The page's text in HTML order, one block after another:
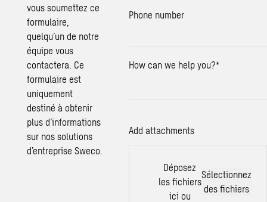
vous soumettez ce
formulaire,
quelqu’un de notre
équipe vous
contactera. Ce
formulaire est
uniquement
destiné à obtenir
plus d’informations
sur nos solutions
d’entreprise Sweco.
Phone number
How can we help you?*
Add attachments
Déposez
les fichiers
ici ou
Sélectionnez
des fichiers